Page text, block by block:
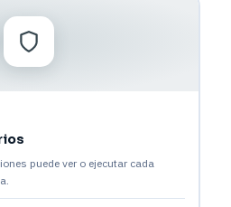
puede ver o ejecutar cada